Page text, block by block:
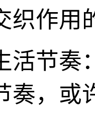
织作用
活节奏
奏，或